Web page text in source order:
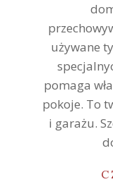
używane
pomaga
pokoje. To
i garażu.